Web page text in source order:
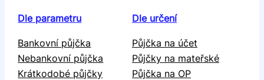
Dle parametru
Bankovní půjčka
Nebankovní půjčka
Krátkodobé půjčky
Dle určení
Půjčka na účet
Půjčky na mateřské
Půjčka na OP